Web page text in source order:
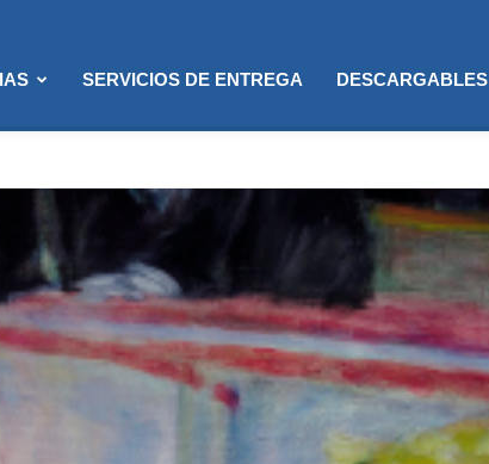
SERVICIOS DE ENTREGA DESCARGABLES